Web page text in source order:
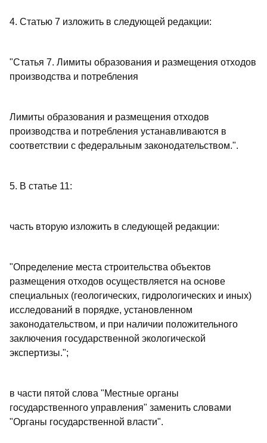
4. Статью 7 изложить в следующей редакции:
"Статья 7. Лимиты образования и размещения отходов
производства и потребления
Лимиты образования и размещения отходов
производства и потребления устанавливаются в
соответствии с федеральным законодательством.".
5. В статье 11:
часть вторую изложить в следующей редакции:
"Определение места строительства объектов
размещения отходов осуществляется на основе
специальных (геологических, гидрологических и иных)
исследований в порядке, установленном
законодательством, и при наличии положительного
заключения государственной экологической
экспертизы.";
в части пятой слова "Местные органы
государственного управления" заменить словами
"Органы государственной власти".